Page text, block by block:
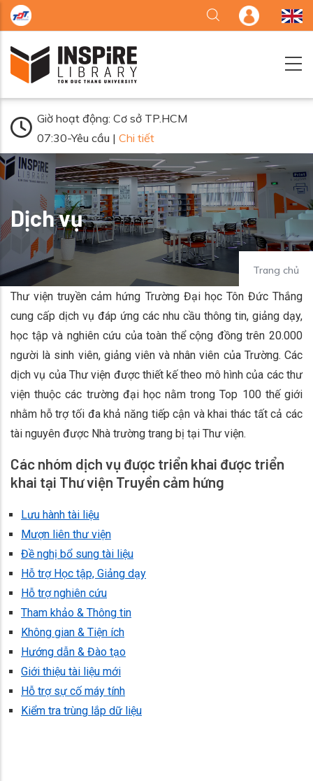
Nhảy đến nội dung
Giờ hoạt động: Cơ sở TP.HCM
07:30-Yêu cầu | Chi tiết
Dịch vụ
Trang chủ
Thư viện truyền cảm hứng Trường Đại học Tôn Đức Thắng
cung cấp dịch vụ đáp ứng các nhu cầu thông tin, giảng dạy,
học tập và nghiên cứu của toàn thể cộng đồng trên 20.000
người là sinh viên, giảng viên và nhân viên của Trường. Các
dịch vụ của Thư viện được thiết kế theo mô hình của các thư
viện thuộc các trường đại học nằm trong Top 100 thế giới
nhằm hỗ trợ tối đa khả năng tiếp cận và khai thác tất cả các
tài nguyên được Nhà trường trang bị tại Thư viện.
Các nhóm dịch vụ được triển khai được triển
khai tại Thư viện Truyền cảm hứng
Lưu hành tài liệu
Mượn liên thư viện
Đề nghị bổ sung tài liệu
Hỗ trợ Học tập, Giảng dạy
Hỗ trợ nghiên cứu
Tham khảo & Thông tin
Không gian & Tiện ích
Hướng dẫn & Đào tạo
Giới thiệu tài liệu mới
Hỗ trợ sự cố máy tính
Kiểm tra trùng lắp dữ liệu